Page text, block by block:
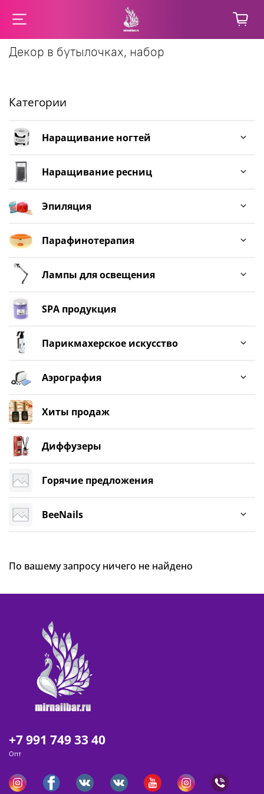
Декор в бутылочках, набор
Категории
Наращивание ногтей
Наращивание ресниц
Эпиляция
Парафинотерапия
Лампы для освещения
SPA продукция
Парикмахерское искусство
Аэрография
Хиты продаж
Диффузеры
Горячие предложения
BeeNails
По вашему запросу ничего не найдено
+7 991 749 33 40
Опт